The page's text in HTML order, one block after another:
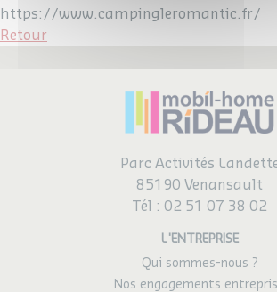
https://www.campingleromantic.fr/
Retour
Parc Activités
85190 Venansault
Tél : 02 51 07 38 02
L'ENTREPRISE
Qui sommes-nous ?
Nos engagements